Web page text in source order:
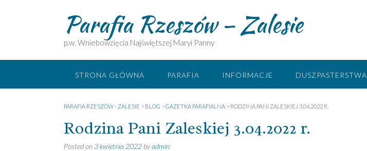
Parafia Rzeszów – Zalesie
p.w. Wniebowzięcia Najświętszej Maryi Panny
STRONA GŁÓWNA PARAFIA INFORMACJE DUSZPASTERSTWA
PARAFIA RZESZÓW - ZALESIE > BLOG >GAZETKA PARAFIALNA > RODZINA PANI ZALESKIEJ 3.04.2022 R.
Rodzina Pani Zaleskiej 3.04.2022 r.
Posted on 3 kwietnia 2022 byadmin